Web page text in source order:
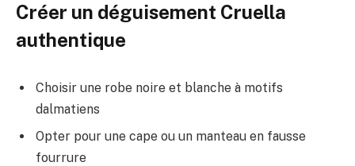
Créer un déguisement Cruella
authentique
Choisir une robe noire et blanche à motifs
dalmatiens
Opter pour une cape ou un manteau en fausse
fourrure